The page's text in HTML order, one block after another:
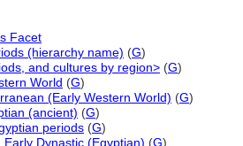
Facet
(hierarchy name) (G)
and cultures by region> (G)
World (G)
(Early Western World) (G)
(ancient) (G)
periods (G)
Early Dynastic (Egyptian) (G)